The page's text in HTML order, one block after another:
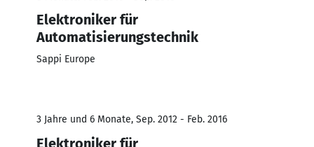
Elektroniker für
Automatisierungstechnik
Sappi Europe
3 Jahre und 6 Monate, Sep. 2012 - Feb. 2016
Elektroniker für